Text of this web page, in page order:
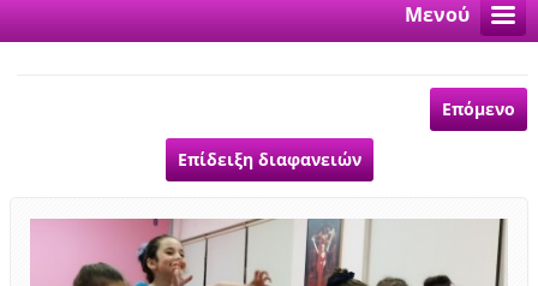
Μενού
Επόμενο
Επίδειξη διαφανειών